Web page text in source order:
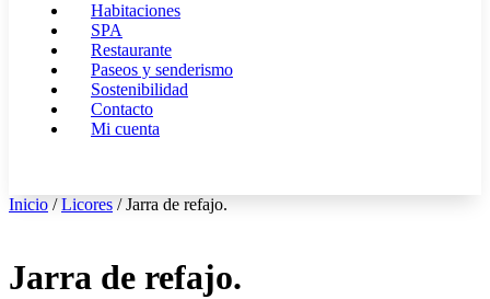
Habitaciones
SPA
Restaurante
Paseos y senderismo
Sostenibilidad
Contacto
Mi cuenta
Inicio /Licores / Jarra de refajo.
Jarra de refajo.